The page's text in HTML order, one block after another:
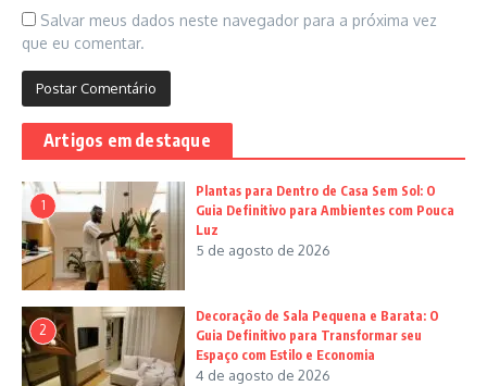
Salvar meus dados neste navegador para a próxima vez
que eu comentar.
Artigos em destaque
1
Plantas para Dentro de Casa Sem Sol: O
Guia Definitivo para Ambientes com Pouca
Luz
5 de agosto de 2026
2
Decoração de Sala Pequena e Barata: O
Guia Definitivo para Transformar seu
Espaço com Estilo e Economia
4 de agosto de 2026